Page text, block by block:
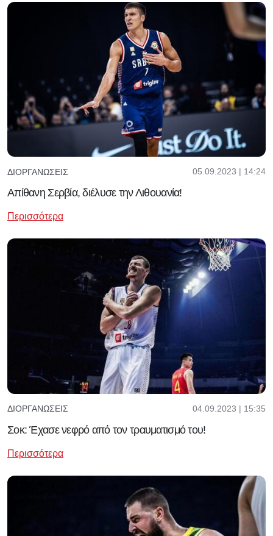
ΔΙΟΡΓΑΝΏΣΕΙΣ 05.09.2023 | 14:24
Aπίθανη Σερβία, διέλυσε την Λιθουανία!
Περισσότερα
ΔΙΟΡΓΑΝΏΣΕΙΣ 04.09.2023 | 15:35
Σοκ: Έχασε νεφρό από τον τραυματισμό του!
Περισσότερα